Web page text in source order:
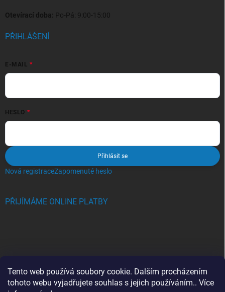
Tento web používá soubory cookie. Dalším procházením
tohoto webu vyjadřujete souhlas s jejich používáním.. Více
Otevírací doba: Po-Pá: 9:00-15:00
PŘIHLÁŠENÍ
E-MAIL
HESLO
Přihlásit se
Nová registraceZapomenuté heslo
PŘIJÍMÁME ONLINE PLATBY
BLOG
Crocs, proč se svět zamiloval do těchto bot a proč je MUSÍTE mít